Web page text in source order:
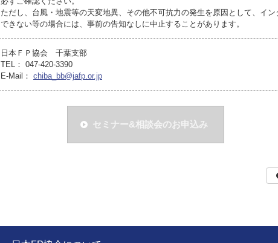
ただし、台風・地震等の天変地異、その他不可抗力の発生を原因として、イ
できない等の場合には、事前の告知なしに中止することがあります。
日本ＦＰ協会 千葉支部
TEL： 047-420-3390
E-Mail： chiba_bb@jafp.or.jp
セミナー&相談会のお申込み